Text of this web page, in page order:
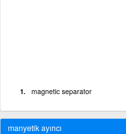
magnetic separator
manyetik ayırıcı